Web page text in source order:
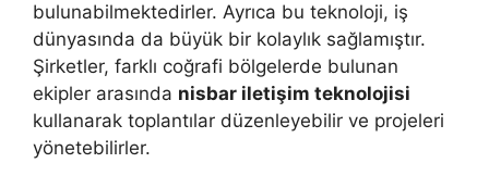
bulunabilmektedirler. Ayrıca bu teknoloji, iş
dünyasında da büyük bir kolaylık sağlamıştır.
Şirketler, farklı coğrafi bölgelerde bulunan
ekipler arasında nisbar iletişim teknolojisi
kullanarak toplantılar düzenleyebilir ve projeleri
yönetebilirler.